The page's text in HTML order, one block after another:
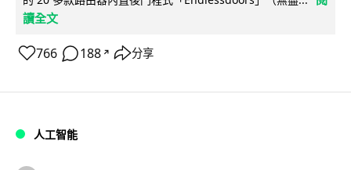
讀全文
766 188 ↗ 分享
人工智能